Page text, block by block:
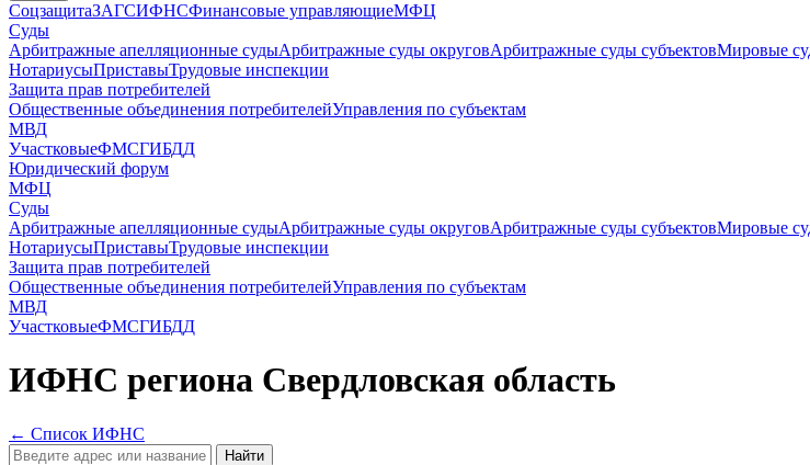
СоцзащитаЗАГСИФНСФинансовые управляющиеМФЦ
Суды
Арбитражные апелляционные судыАрбитражные суды округовАрбитражные суды субъектовМировые
НотариусыПриставыТрудовые инспекции
Защита прав потребителей
Общественные объединения потребителейУправления по субъектам
МВД
УчастковыеФМСГИБДД
Юридический форум
МФЦ
Суды
Арбитражные апелляционные судыАрбитражные суды округовАрбитражные суды субъектовМировые
НотариусыПриставыТрудовые инспекции
Защита прав потребителей
Общественные объединения потребителейУправления по субъектам
МВД
УчастковыеФМСГИБДД
ИФНС региона Свердловская область
← Список ИФНС
Найти